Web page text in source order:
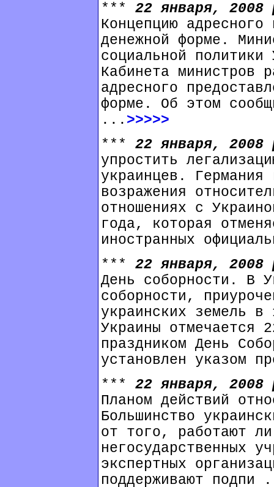
*** 22 января,
Концепцию
денежной форме.
социальной
Кабинета министров
адресного
форме. Об этом
... >>>>>
*** 22 января,
упростить
украинцев. Германия
возражения
отношениях с
года, которая
иностранных
*** 22 января,
День соборности. В
соборности,
украинских земель
Украины отмечается
праздником День
установлен указом
*** 22 января,
Планом действий
Большинство
от того, работают
негосударственных
экспертных
поддерживают подпи